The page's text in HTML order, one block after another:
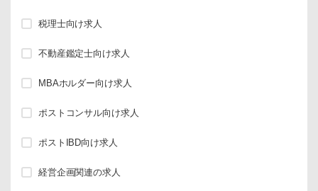
税理士向け求人
不動産鑑定士向け求人
MBAホルダー向け求人
ポストコンサル向け求人
ポストIBD向け求人
経営企画関連の求人